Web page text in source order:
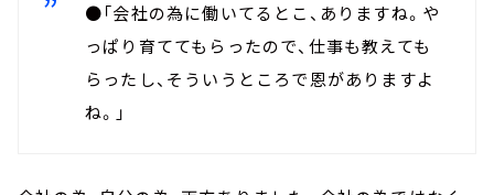
●「会社の為に働いてるとこ、ありますね。や
っぱり育ててもらったので、仕事も教えても
らったし、そういうところで恩がありますよ
ね。」